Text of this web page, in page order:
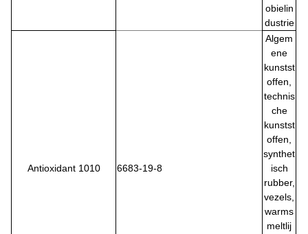
obielin
dustrie
Antioxidant 1010 6683-19-8
Algem
ene
kunstst
offen,
technis
che
kunstst
offen,
synthet
isch
rubber,
vezels,
warms
meltlij